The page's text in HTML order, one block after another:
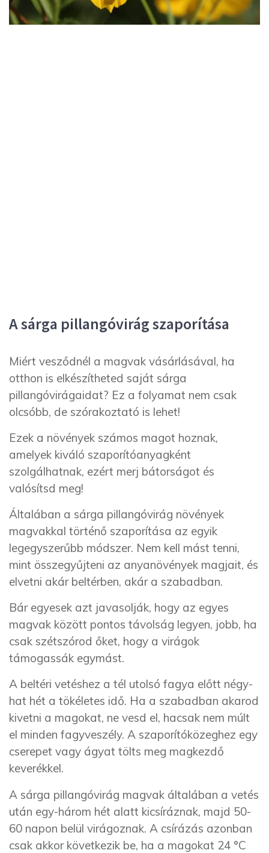
A sárga pillangóvirág szaporítása
Miért vesződnél a magvak vásárlásával, ha
otthon is elkészítheted saját sárga
pillangóvirágaidat? Ez a folyamat nem csak
olcsóbb, de szórakoztató is lehet!
Ezek a növények számos magot hoznak,
amelyek kiváló szaporítóanyagként
szolgálhatnak, ezért merj bátorságot és
valósítsd meg!
Általában a sárga pillangóvirág növények
magvakkal történő szaporítása az egyik
legegyszerűbb módszer. Nem kell mást tenni,
mint összegyűjteni az anyanövények magjait, és
elvetni akár beltérben, akár a szabadban.
Bár egyesek azt javasolják, hogy az egyes
magvak között pontos távolság legyen, jobb, ha
csak szétszórod őket, hogy a virágok
támogassák egymást.
A beltéri vetéshez a tél utolsó fagya előtt négy-
hat hét a tökéletes idő. Ha a szabadban akarod
kivetni a magokat, ne vesd el, hacsak nem múlt
el minden fagyveszély. A szaporítóközeghez egy
cserepet vagy ágyat tölts meg magkezdő
keverékkel.
A sárga pillangóvirág magvak általában a vetés
után egy-három hét alatt kicsíráznak, majd 50-
60 napon belül virágoznak. A csírázás azonban
csak akkor következik be, ha a magokat 24 °C